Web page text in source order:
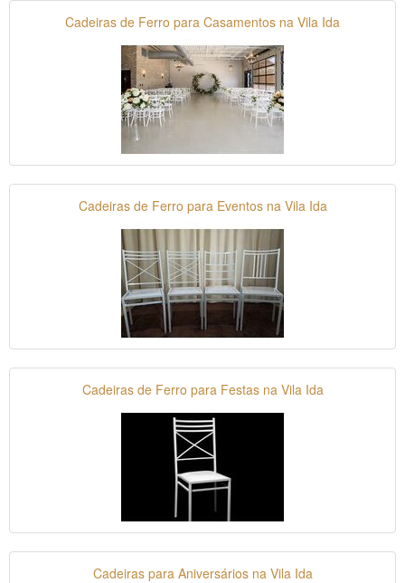
Cadeiras de Ferro para Casamentos na Vila Ida
Cadeiras de Ferro para Eventos na Vila Ida
Cadeiras de Ferro para Festas na Vila Ida
Cadeiras para Aniversários na Vila Ida